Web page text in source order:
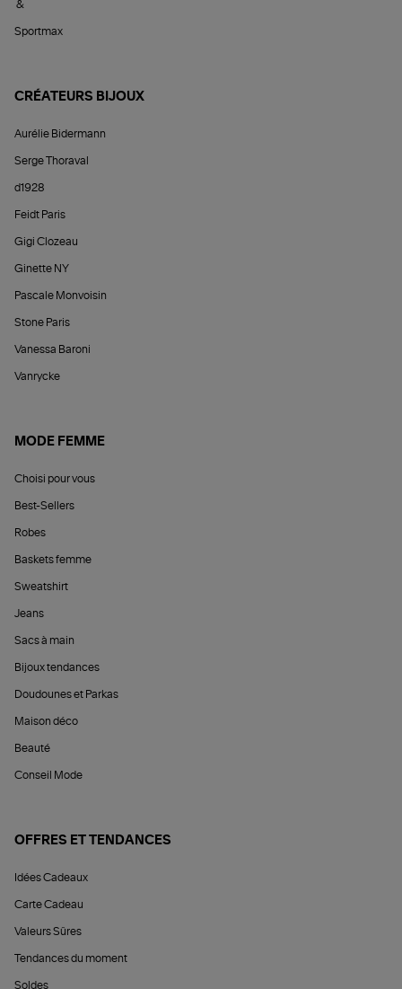
&
Sportmax
CRÉATEURS BIJOUX
Aurélie Bidermann
Serge Thoraval
d1928
Feidt Paris
Gigi Clozeau
Ginette NY
Pascale Monvoisin
Stone Paris
Vanessa Baroni
Vanrycke
MODE FEMME
Choisi pour vous
Best-Sellers
Robes
Baskets femme
Sweatshirt
Jeans
Sacs à main
Bijoux tendances
Doudounes et Parkas
Maison déco
Beauté
Conseil Mode
OFFRES ET TENDANCES
Idées Cadeaux
Carte Cadeau
Valeurs Sûres
Tendances du moment
Soldes